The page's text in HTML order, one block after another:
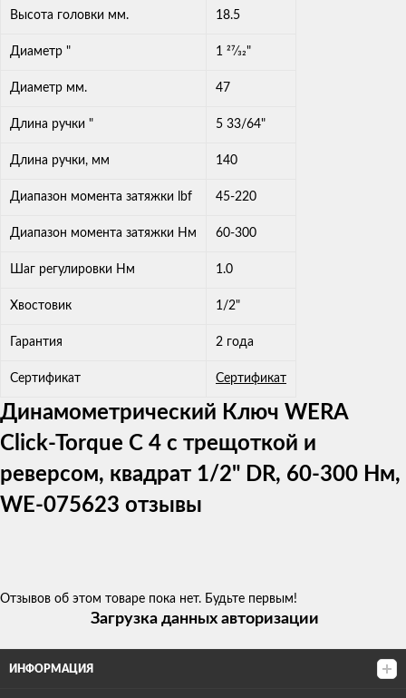
Высота головки мм. 18.5
Диаметр " 1 27⁄32"
Диаметр мм. 47
Длина ручки " 5 33/64"
Длина ручки, мм 140
Диапазон момента затяжки lbf 45-220
Диапазон момента затяжки Нм 60-300
Шаг регулировки Нм 1.0
Хвостовик 1/2"
Гарантия 2 года
Сертификат Сертификат
Динамометрический Ключ WERA
Click-Torque C 4 с трещоткой и
реверсом, квадрат 1/2" DR, 60-300 Нм,
WE-075623 отзывы
Отзывов об этом товаре пока нет. Будьте первым!
Загрузка данных авторизации
ИНФОРМАЦИЯ